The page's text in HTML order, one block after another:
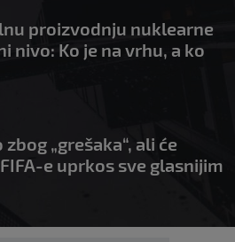
proizvodnju nuklearne
nivo: Ko je na vrhu, a ko
„grešaka“, ali će
e uprkos sve glasnijim